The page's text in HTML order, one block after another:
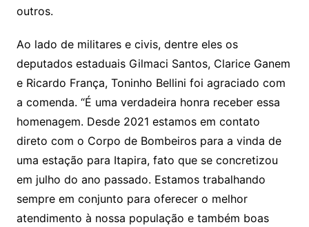
outros.
Ao lado de militares e civis, dentre eles os
deputados estaduais Gilmaci Santos, Clarice Ganem
e Ricardo França, Toninho Bellini foi agraciado com
a comenda. “É uma verdadeira honra receber essa
homenagem. Desde 2021 estamos em contato
direto com o Corpo de Bombeiros para a vinda de
uma estação para Itapira, fato que se concretizou
em julho do ano passado. Estamos trabalhando
sempre em conjunto para oferecer o melhor
atendimento à nossa população e também boas